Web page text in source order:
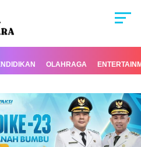
OLAHRAGA